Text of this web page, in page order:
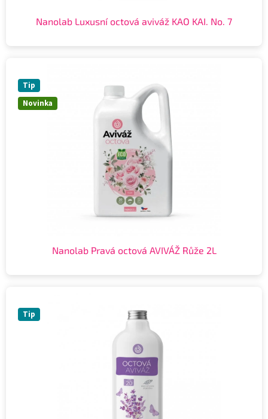
Nanolab Luxusní octová aviváž KAO KAI. No. 7
Novinka
Tip
Nanolab Pravá octová AVIVÁŽ Růže 2L
Tip